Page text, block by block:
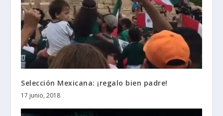
Selección Mexicana: ¡regalo bien padre!
17 junio, 2018